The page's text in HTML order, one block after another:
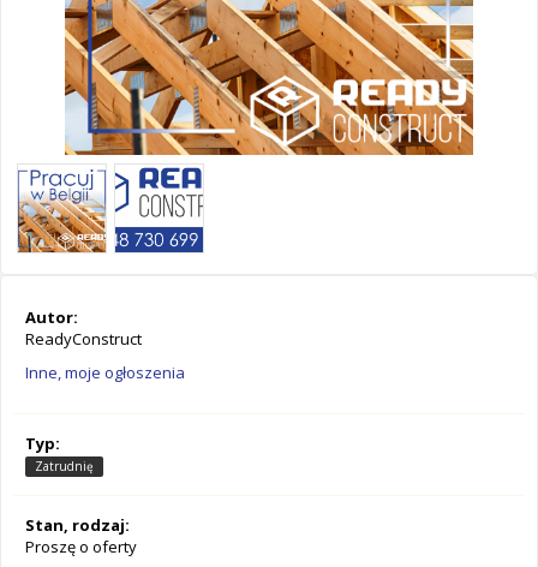
Autor:
ReadyConstruct
Inne, moje ogłoszenia
Typ:
Zatrudnię
Stan, rodzaj:
Proszę o oferty